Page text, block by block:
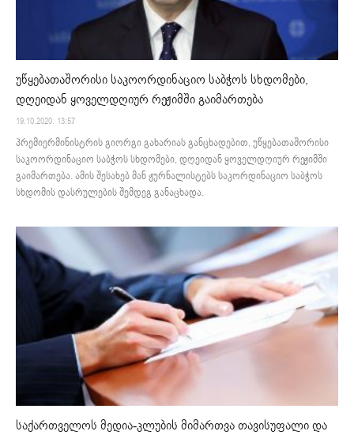
უწყებათაშორისი საკოორდინაციო საბჭოს სხდომები,
დღეიდან ყოველდღიურ რეჟიმში გაიმართება
19.10.2020. 13:57
პრემიერმინისტრის გიორგი გახარიას განცხადებით, უწყებათაშორისი
საკოორდინაციო საბჭოს სხდომები, დღეიდან ყოველდღიურ რეჟიმში
გაიმართება. ამის შესახებ მან ჟურნალისტებს საკორდინაციო საბჭოს
სხდომის დასრულების შემდეგ განაცხადა.
საქართველოს მედია-კლუბის მიმართვა თავისუფალი და